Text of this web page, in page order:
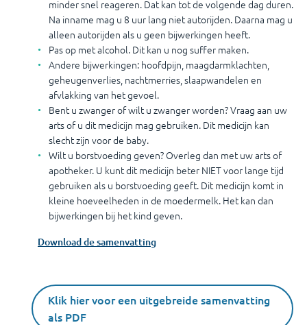
minder snel reageren. Dat kan tot de volgende dag duren.
Na inname mag u 8 uur lang niet autorijden. Daarna mag u
alleen autorijden als u geen bijwerkingen heeft.
Pas op met alcohol. Dit kan u nog suffer maken.
Andere bijwerkingen: hoofdpijn, maagdarmklachten,
geheugenverlies, nachtmerries, slaapwandelen en
afvlakking van het gevoel.
Bent u zwanger of wilt u zwanger worden? Vraag aan uw
arts of u dit medicijn mag gebruiken. Dit medicijn kan
slecht zijn voor de baby.
Wilt u borstvoeding geven? Overleg dan met uw arts of
apotheker. U kunt dit medicijn beter NIET voor lange tijd
gebruiken als u borstvoeding geeft. Dit medicijn komt in
kleine hoeveelheden in de moedermelk. Het kan dan
bijwerkingen bij het kind geven.
Download de samenvatting
Klik hier voor een uitgebreide samenvatting
als PDF